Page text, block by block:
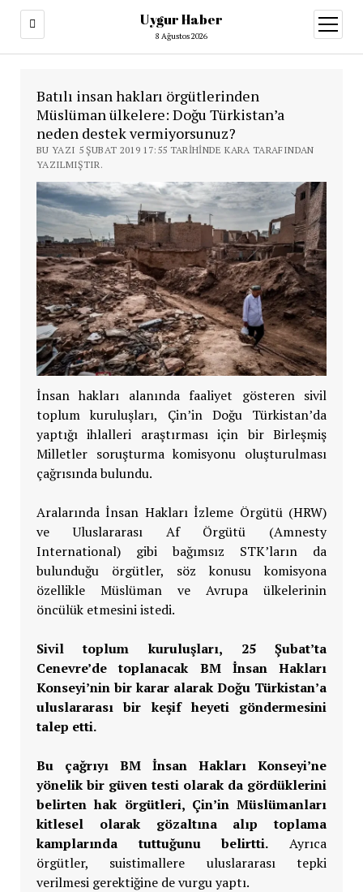
Uygur Haber
8 Ağustos 2026
aç
Batılı insan hakları örgütlerinden
Müslüman ülkelere: Doğu Türkistan’a
neden destek vermiyorsunuz?
BU YAZI 5 ŞUBAT 2019 17:55 TARIHINDE KARA TARAFINDAN
YAZILMIŞTIR.
İnsan hakları alanında faaliyet gösteren sivil
toplum kuruluşları, Çin’in Doğu Türkistan’da
yaptığı ihlalleri araştırması için bir Birleşmiş
Milletler soruşturma komisyonu oluşturulması
çağrısında bulundu.
Aralarında İnsan Hakları İzleme Örgütü (HRW)
ve Uluslararası Af Örgütü (Amnesty
International) gibi bağımsız STK’ların da
bulunduğu örgütler, söz konusu komisyona
özellikle Müslüman ve Avrupa ülkelerinin
öncülük etmesini istedi.
Sivil toplum kuruluşları, 25 Şubat’ta
Cenevre’de toplanacak BM İnsan Hakları
Konseyi’nin bir karar alarak Doğu Türkistan’a
uluslararası bir keşif heyeti göndermesini
talep etti.
Bu çağrıyı BM İnsan Hakları Konseyi’ne
yönelik bir güven testi olarak da gördüklerini
belirten hak örgütleri, Çin’in Müslümanları
kitlesel olarak gözaltına alıp toplama
kamplarında tuttuğunu belirtti. Ayrıca
örgütler, suistimallere uluslararası tepki
verilmesi gerektiğine de vurgu yaptı.